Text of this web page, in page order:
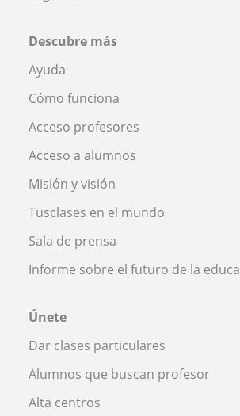
Descubre más
Ayuda
Cómo funciona
Acceso profesores
Acceso a alumnos
Misión y visión
Tusclases en el mundo
Sala de prensa
Informe sobre el futuro de la
Únete
Dar clases particulares
Alumnos que buscan profesor
Alta centros